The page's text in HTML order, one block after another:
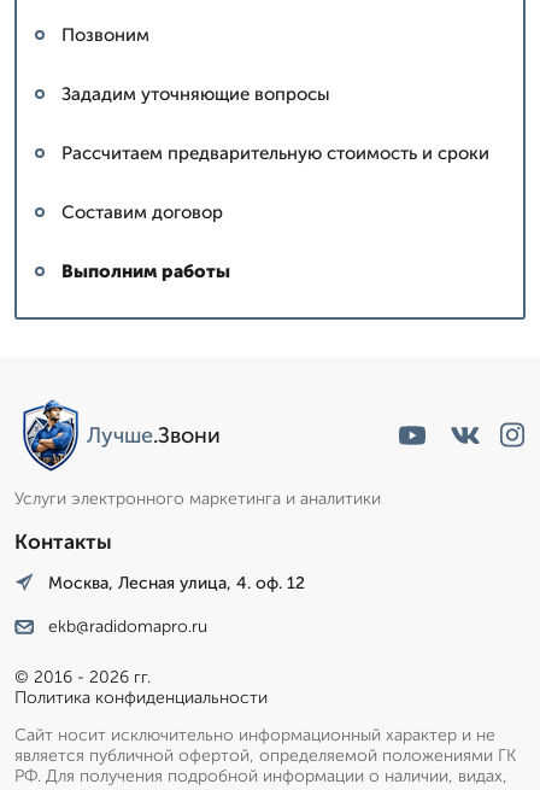
Позвоним
Зададим уточняющие вопросы
Рассчитаем предварительную стоимость и сроки
Составим договор
Выполним работы
Лучше.Звони
Услуги электронного маркетинга и аналитики
Контакты
Москва, Лесная улица, 4. оф. 12
ekb@radidomapro.ru
© 2016 - 2026 гг.
Политика конфиденциальности
Сайт носит исключительно информационный характер и не
является публичной офертой, определяемой положениями ГК
РФ. Для получения подробной информации о наличии, видах,